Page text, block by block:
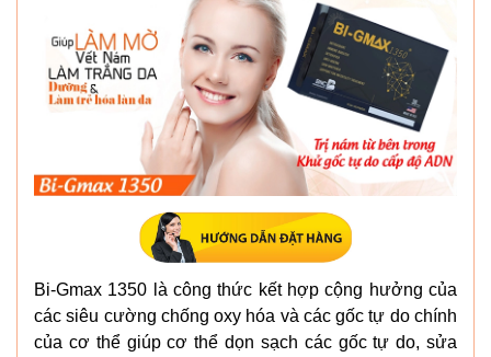
Bi-Gmax 1350 là công thức kết hợp cộng hưởng của
các siêu cường chống oxy hóa và các gốc tự do chính
của cơ thể giúp cơ thể dọn sạch các gốc tự do, sửa